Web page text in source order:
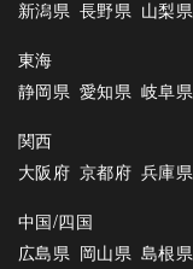
新潟県 長野県 山梨県
東海
静岡県 愛知県 岐阜県
関西
大阪府 京都府 兵庫県
中国/四国
広島県 岡山県 島根県